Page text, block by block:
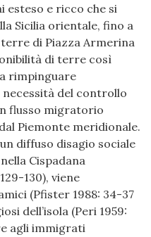
esteso e ricco che si
Sicilia orientale, fino a
di Piazza Armerina
di terre così
rimpinguare
del controllo
flusso migratorio
Piemonte meridionale.
diffuso disagio sociale
Cispadana
130), viene
(Pfister 1988: 34-37
dell’isola (Peri 1959:
agli immigrati